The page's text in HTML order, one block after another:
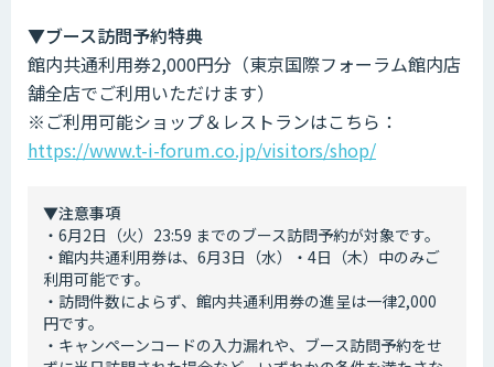
▼ブース訪問予約特典
館内共通利用券2,000円分（東京国際フォーラム館内店
舗全店でご利用いただけます）
※ご利用可能ショップ＆レストランはこちら：
https://www.t-i-forum.co.jp/visitors/shop/
▼注意事項
・6月2日（火）23:59 までのブース訪問予約が対象です。
・館内共通利用券は、6月3日（水）・4日（木）中のみご
利用可能です。
・訪問件数によらず、館内共通利用券の進呈は一律2,000
円です。
・キャンペーンコードの入力漏れや、ブース訪問予約をせ